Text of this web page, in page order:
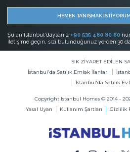
HEMEN TANIŞMAK İSTİYORUM
Şu an İstanbul'daysanız +90 535 480 80 80
iletişime geçin, sizi bulunduğunuz yerden 30
SIK ZİYARET EDİLEN
İstanbul'da Satılık Emlak İlanları
İstanbul'da Satılık Ev
Copyright Istanbul Homes © 2014 -
Yasal Uyarı
Kullanım Şartları Gizlilik